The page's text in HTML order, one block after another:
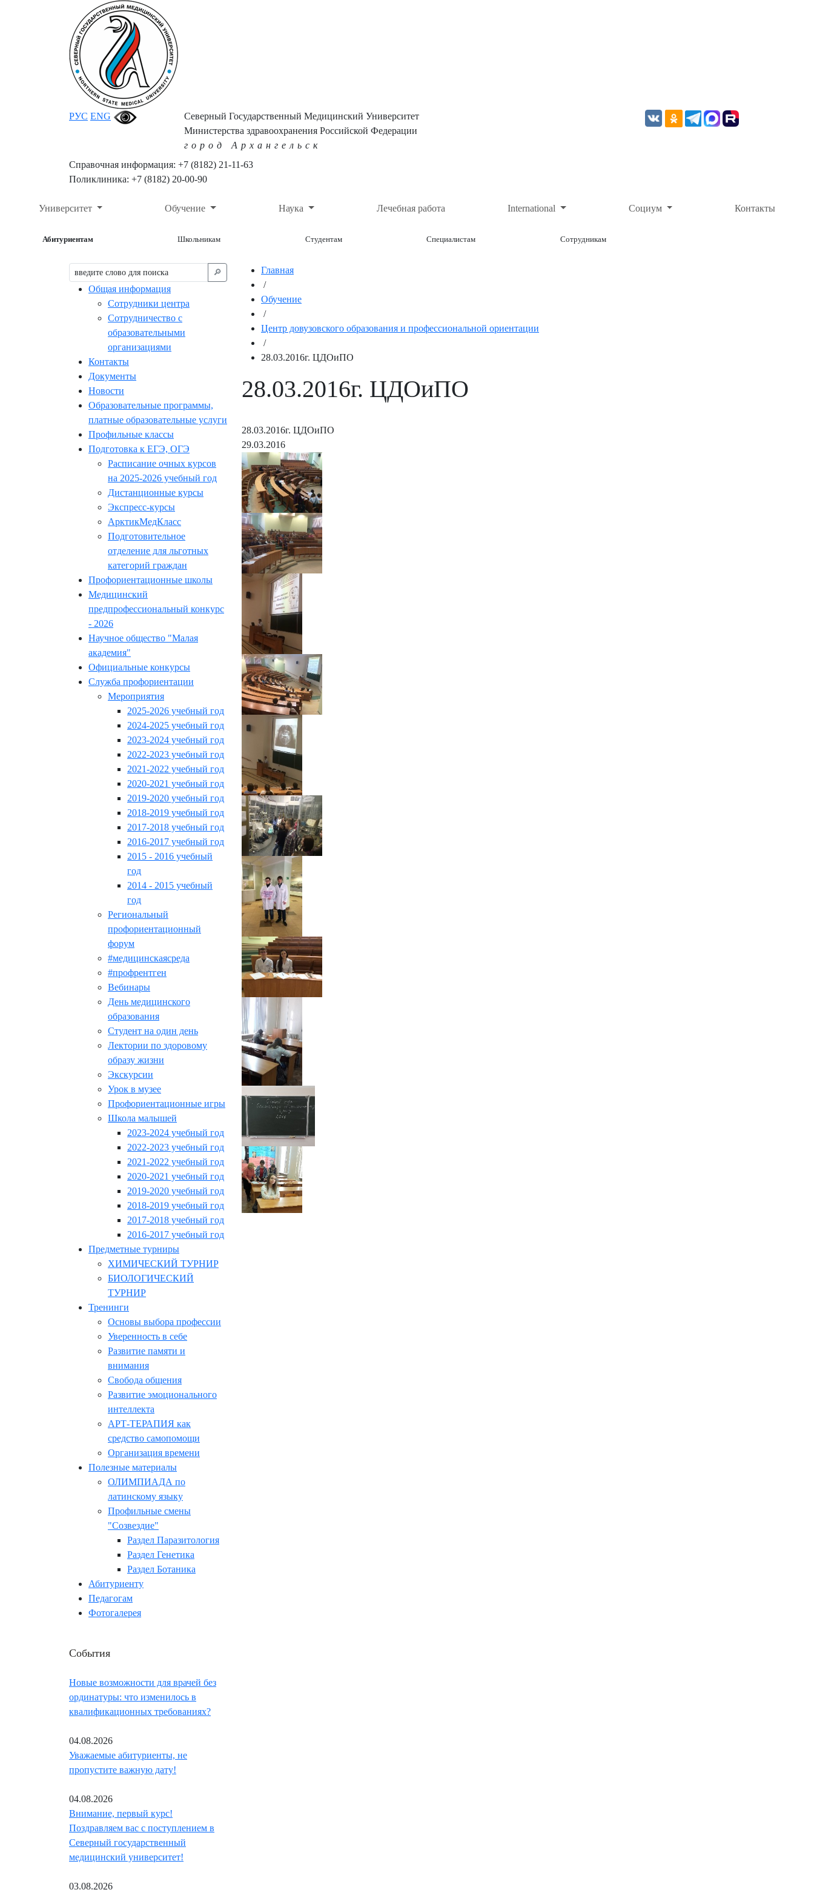
РУС ENG
Северный Государственный Медицинский Университет
Министерства здравоохранения Российской Федерации
город Архангельск
Справочная информация: +7 (8182) 21-11-63
Поликлиника: +7 (8182) 20-00-90
Университет Обучение Наука Лечебная работа International Социум Контакты
Абитуриентам Школьникам Студентам Специалистам Сотрудникам
🔎︎
Общая информация
Сотрудники центра
Сотрудничество с
образовательными
организациями
Контакты
Документы
Новости
Образовательные программы,
платные образовательные услуги
Профильные классы
Подготовка к ЕГЭ, ОГЭ
Расписание очных курсов
на 2025-2026 учебный год
Дистанционные курсы
Экспресс-курсы
АрктикМедКласс
Подготовительное
отделение для льготных
категорий граждан
Профориентационные школы
Медицинский
предпрофессиональный конкурс
- 2026
Научное общество "Малая
академия"
Официальные конкурсы
Служба профориентации
Мероприятия
2025-2026 учебный год
2024-2025 учебный год
2023-2024 учебный год
2022-2023 учебный год
2021-2022 учебный год
2020-2021 учебный год
2019-2020 учебный год
2018-2019 учебный год
2017-2018 учебный год
2016-2017 учебный год
2015 - 2016 учебный
год
2014 - 2015 учебный
год
Региональный
профориентационный
форум
#медицинскаясреда
#профрентген
Вебинары
День медицинского
образования
Студент на один день
Лектории по здоровому
образу жизни
Экскурсии
Урок в музее
Профориентационные игры
Школа малышей
2023-2024 учебный год
2022-2023 учебный год
2021-2022 учебный год
2020-2021 учебный год
2019-2020 учебный год
2018-2019 учебный год
2017-2018 учебный год
2016-2017 учебный год
Предметные турниры
ХИМИЧЕСКИЙ ТУРНИР
БИОЛОГИЧЕСКИЙ
ТУРНИР
Тренинги
Основы выбора профессии
Уверенность в себе
Развитие памяти и
внимания
Свобода общения
Развитие эмоционального
интеллекта
АРТ-ТЕРАПИЯ как
средство самопомощи
Организация времени
Полезные материалы
ОЛИМПИАДА по
латинскому языку
Профильные смены
"Созвездие"
Раздел Паразитология
Раздел Генетика
Раздел Ботаника
Абитуриенту
Педагогам
Фотогалерея
События
Новые возможности для врачей без
ординатуры: что изменилось в
квалификационных требованиях?
04.08.2026
Уважаемые абитуриенты, не
пропустите важную дату!
04.08.2026
Внимание, первый курс!
Поздравляем вас с поступлением в
Северный государственный
медицинский университет!
03.08.2026
Главная
/
Обучение
/
Центр довузовского образования и профессиональной ориентации
/
28.03.2016г. ЦДОиПО
28.03.2016г. ЦДОиПО
28.03.2016г. ЦДОиПО
29.03.2016